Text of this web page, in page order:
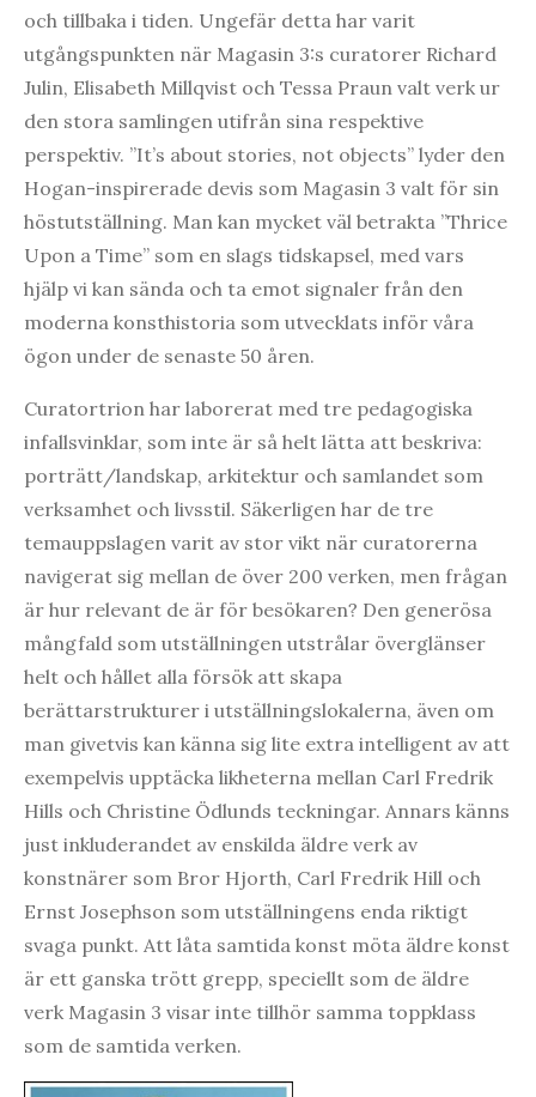
och tillbaka i tiden. Ungefär detta har varit
utgångspunkten när Magasin 3:s curatorer Richard
Julin, Elisabeth Millqvist och Tessa Praun valt verk ur
den stora samlingen utifrån sina respektive
perspektiv. ”It’s about stories, not objects” lyder den
Hogan-inspirerade devis som Magasin 3 valt för sin
höstutställning. Man kan mycket väl betrakta ”Thrice
Upon a Time” som en slags tidskapsel, med vars
hjälp vi kan sända och ta emot signaler från den
moderna konsthistoria som utvecklats inför våra
ögon under de senaste 50 åren.
Curatortrion har laborerat med tre pedagogiska
infallsvinklar, som inte är så helt lätta att beskriva:
porträtt/landskap, arkitektur och samlandet som
verksamhet och livsstil. Säkerligen har de tre
temauppslagen varit av stor vikt när curatorerna
navigerat sig mellan de över 200 verken, men frågan
är hur relevant de är för besökaren? Den generösa
mångfald som utställningen utstrålar överglänser
helt och hållet alla försök att skapa
berättarstrukturer i utställningslokalerna, även om
man givetvis kan känna sig lite extra intelligent av att
exempelvis upptäcka likheterna mellan Carl Fredrik
Hills och Christine Ödlunds teckningar. Annars känns
just inkluderandet av enskilda äldre verk av
konstnärer som Bror Hjorth, Carl Fredrik Hill och
Ernst Josephson som utställningens enda riktigt
svaga punkt. Att låta samtida konst möta äldre konst
är ett ganska trött grepp, speciellt som de äldre
verk Magasin 3 visar inte tillhör samma toppklass
som de samtida verken.